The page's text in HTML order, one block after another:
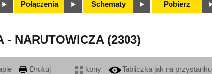
Połączenia Schematy Pobierz
- NARUTOWICZA (2303)
Drukuj ikony
Tabliczka jak na przystanku